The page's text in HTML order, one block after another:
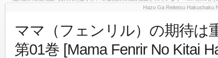
Hazu Ga Reitetsu Hakushaku
ママ（フェンリル）の期待は
第01巻 [Mama Fenrir No Kitai